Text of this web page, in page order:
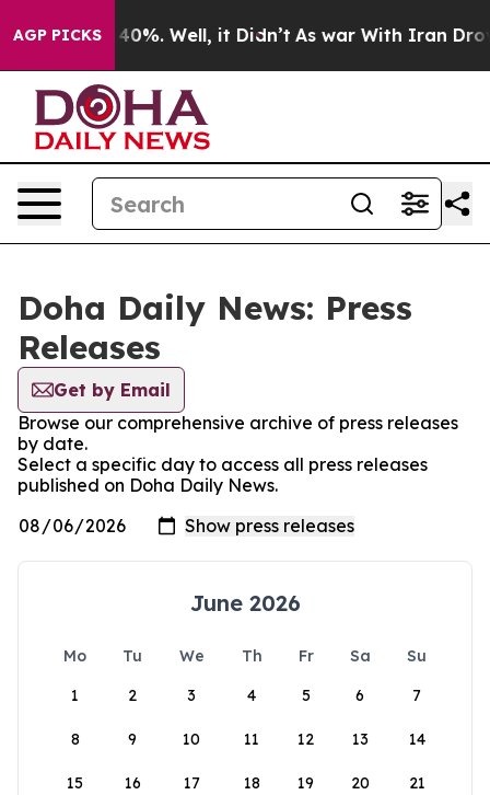
AGP PICKS
Around 40%. Well, it Didn’t As war With Iran Drove
Doha Daily News: Press
Releases
Get by Email
Browse our comprehensive archive of press releases
by date.
Select a specific day to access all press releases
published on Doha Daily News.
June 2026
Mo Tu We Th Fr Sa
Su
1
2 3 4 5 6 7
8 9 10 11 12 13 14
15 16 17 18 19 20 21